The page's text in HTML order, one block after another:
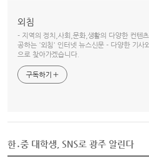
외침
- 지역의 정치,사회,문화,생활의 다양한 컨텐츠
공하는 '외침' 인터넷 뉴스신문 - 다양한 기사
으로 찾아가겠습니다.
구독하기
한․중 대학생, SNS로 광주 알린다